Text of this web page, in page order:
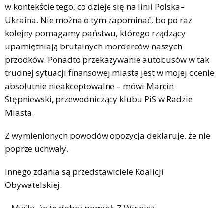
w kontekście tego, co dzieje się na linii Polska–
Ukraina. Nie można o tym zapominać, bo po raz
kolejny pomagamy państwu, którego rządzący
upamiętniają brutalnych morderców naszych
przodków. Ponadto przekazywanie autobusów w tak
trudnej sytuacji finansowej miasta jest w mojej ocenie
absolutnie nieakceptowalne – mówi Marcin
Stępniewski, przewodniczący klubu PiS w Radzie
Miasta.
Z wymienionych powodów opozycja deklaruje, że nie
poprze uchwały.
Innego zdania są przedstawiciele Koalicji
Obywatelskiej.